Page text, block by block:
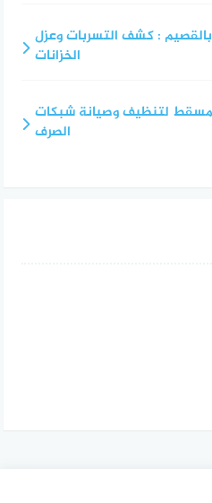
: كشف التسربات وعزل
الخزانات
لتنظيف وصيانة شبكات
الصرف